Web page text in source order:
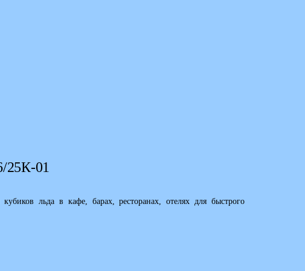
25К-01
льда в кафе, барах, ресторанах, отелях для быстрого